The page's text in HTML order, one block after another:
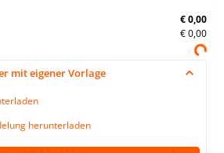
€ 0,00
€ 0,00
mit eigener Vorlage
herunterladen